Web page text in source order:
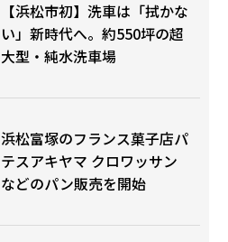
【浜松市初】洗車は「拭かな
い」新時代へ。約550坪の超
大型・純水洗車場
浜松富塚のフランス菓子店パ
テスアキヤマ クロワッサン
などのパン販売を開始